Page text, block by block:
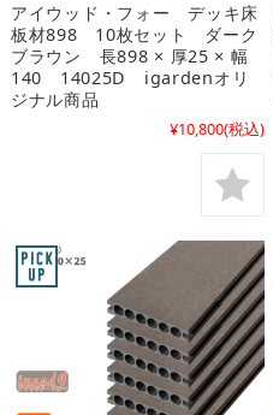
アイウッド・フォー デッキ床
板材898 10枚セット ダーク
ブラウン 長898 × 厚25 × 幅
140 14025D igardenオリ
ジナル商品
¥10,800(税込)